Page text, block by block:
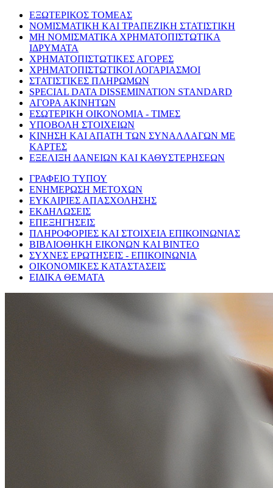
ΕΞΩΤΕΡΙΚΟΣ ΤΟΜΕΑΣ
ΝΟΜΙΣΜΑΤΙΚΗ ΚΑΙ ΤΡΑΠΕΖΙΚΗ ΣΤΑΤΙΣΤΙΚΗ
ΜΗ ΝΟΜΙΣΜΑΤΙΚΑ ΧΡΗΜΑΤΟΠΙΣΤΩΤΙΚΑ
ΙΔΡΥΜΑΤΑ
ΧΡΗΜΑΤΟΠΙΣΤΩΤΙΚΕΣ ΑΓΟΡΕΣ
ΧΡΗΜΑΤΟΠΙΣΤΩΤΙΚΟΙ ΛΟΓΑΡΙΑΣΜΟΙ
ΣΤΑΤΙΣΤΙΚΕΣ ΠΛΗΡΩΜΩΝ
SPECIAL DATA DISSEMINATION STANDARD
ΑΓΟΡΑ ΑΚΙΝΗΤΩΝ
ΕΣΩΤΕΡΙΚΗ ΟΙΚΟΝΟΜΙΑ - ΤΙΜΕΣ
ΥΠΟΒΟΛΗ ΣΤΟΙΧΕΙΩΝ
ΚΙΝΗΣΗ ΚΑΙ ΑΠΑΤΗ ΤΩΝ ΣΥΝΑΛΛΑΓΩΝ ΜΕ
ΚΑΡΤΕΣ
ΕΞΕΛΙΞΗ ΔΑΝΕΙΩΝ ΚΑΙ ΚΑΘΥΣΤΕΡΗΣΕΩΝ
ΓΡΑΦΕΙΟ ΤΥΠΟΥ
ΕΝΗΜΕΡΩΣΗ ΜΕΤΟΧΩΝ
ΕΥΚΑΙΡΙΕΣ ΑΠΑΣΧΟΛΗΣΗΣ
ΕΚΔΗΛΩΣΕΙΣ
ΕΠΕΞΗΓΗΣΕΙΣ
ΠΛΗΡΟΦΟΡΙΕΣ ΚΑΙ ΣΤΟΙΧΕΙΑ ΕΠΙΚΟΙΝΩΝΙΑΣ
ΒΙΒΛΙΟΘΗΚΗ ΕΙΚΟΝΩΝ ΚΑΙ ΒΙΝΤΕΟ
ΣΥΧΝΕΣ ΕΡΩΤΗΣΕΙΣ - ΕΠΙΚΟΙΝΩΝΙΑ
ΟΙΚΟΝΟΜΙΚΕΣ ΚΑΤΑΣΤΑΣΕΙΣ
ΕΙΔΙΚΑ ΘΕΜΑΤΑ